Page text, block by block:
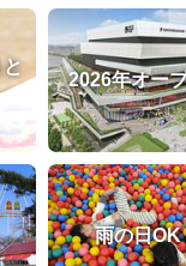
と
2026年オー
雨の日OK